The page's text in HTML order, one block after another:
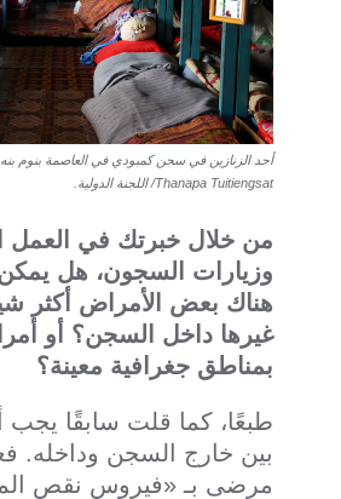
Thanapa Tuitiengsat/ اللجنة الدولية.
من خلال خبرتك في العمل
وزيارات السجون، هل
هناك بعض الأمراض أكثر
غيرها داخل السجن؟ أو
بمناطق جغرافية معينة؟
طبعًا، كما قلت سابقًا يجب
بين خارج السجن وداخله.
مرضى بـ «فيروس نقص